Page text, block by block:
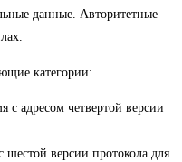
данные. Авторитетные
категории:
с адресом четвертой версии
шестой версии протокола для